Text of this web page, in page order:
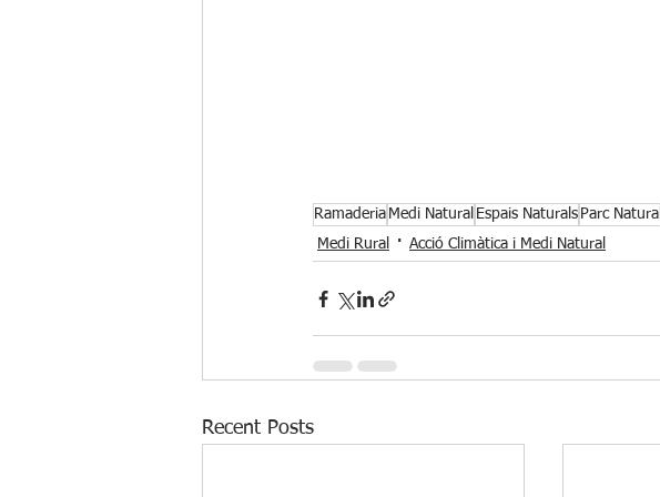
Ramaderia Medi Natural Espais Naturals Parc Natural
Medi Rural
Acció Climàtica i Medi Natural
Recent Posts